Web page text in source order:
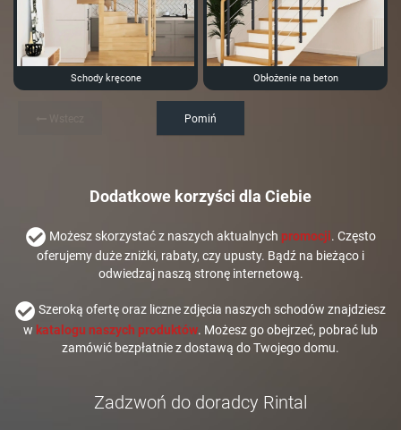
Schody kręcone Obłożenie na beton
Pomiń
Dodatkowe korzyści dla Ciebie
Możesz skorzystać z naszych aktualnych promocji. Często
oferujemy duże zniżki, rabaty, czy upusty. Bądź na bieżąco i
odwiedzaj naszą stronę internetową.
Szeroką ofertę oraz liczne zdjęcia naszych schodów znajdziesz
w katalogu naszych produktów. Możesz go obejrzeć, pobrać lub
zamówić bezpłatnie z dostawą do Twojego domu.
Zadzwoń do doradcy Rintal